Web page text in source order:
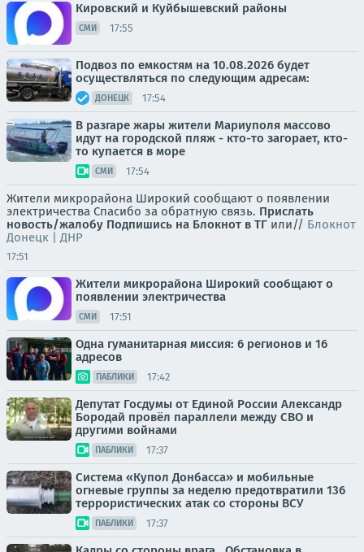
Кировский и Куйбышевский районы
СМИ 17:55
Подвоз по емкостям на 10.08.2026 будет
осуществляться по следующим адресам:
ДОНЕЦК 17:54
В разгаре жары жители Мариуполя массово
идут на городской пляж - кто-то загорает, кто-
то купается в море
СМИ 17:54
Жители микрорайона Широкий сообщают о появлении
электричества Спасибо за обратную связь. Прислать
новость/жалобу Подпишись на Блокнот в ТГ или// Блокнот
Донецк | ДНР
17:51
Жители микрорайона Широкий сообщают о
появлении электричества
СМИ 17:51
Одна гуманитарная миссия: 6 регионов и 16
адресов
ПАБЛИКИ 17:42
Депутат Госдумы от Единой России Александр
Бородай провёл параллели между СВО и
другими войнами
ПАБЛИКИ 17:37
Система «Купол Донбасса» и мобильные
огневые группы за неделю предотвратили 136
террористических атак со стороны ВСУ
ПАБЛИКИ 17:37